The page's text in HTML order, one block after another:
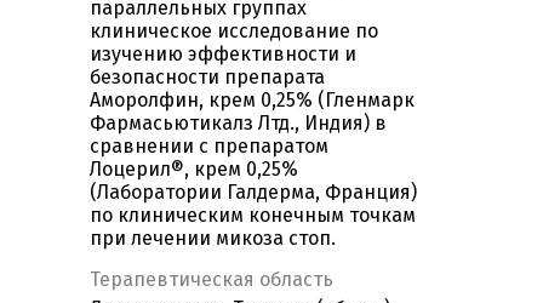
параллельных группах
клиническое исследование по
изучению эффективности и
безопасности препарата
Аморолфин, крем 0,25% (Гленмарк
Фармасьютикалз Лтд., Индия) в
сравнении с препаратом
Лоцерил®, крем 0,25%
(Лаборатории Галдерма, Франция)
по клиническим конечным точкам
при лечении микоза стоп.
Терапевтическая область